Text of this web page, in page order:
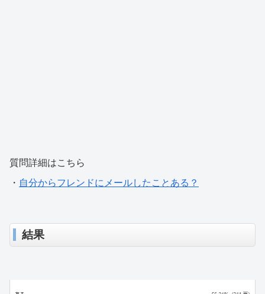
質問詳細はこちら
・ 自分からフレンドにメールしたことある？
結果